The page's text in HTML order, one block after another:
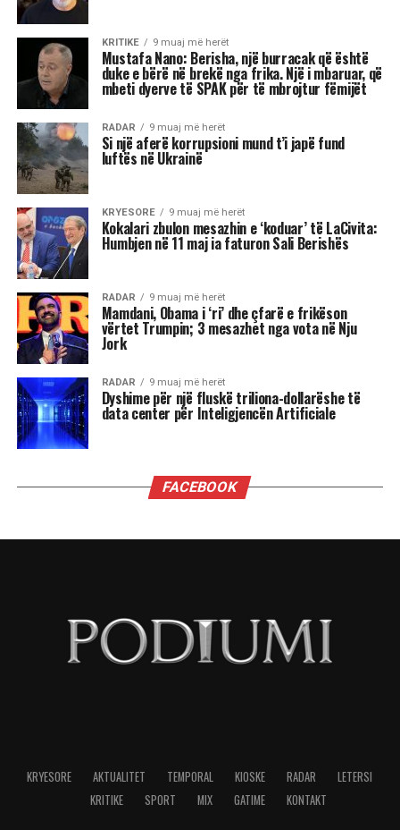
konsiderohen më xheloze:
Akrepi
I njohur për intensitetin e tij emocional, akrepi
shpesh konkurron në heshtje. Kur ndjen se është
tejkaluar, mund të mbajë mëri dhe të tërhiqet
nga të tjerët.
Luani
Luanët kanë nevojë të madhe për vëmendje dhe
admirim. Kur këto nevoja nuk plotësohen,
ndjenja e xhelozisë mund të bëhet e fortë. Ata
shpesh nënvlerësojnë ata që i sfidojnë në
pozicionin e tyre, sidomos në rolin udhëheqës.
Astrologjia i këshillon Luanët të ushtrojnë më
shumë përulësi për të shmangur zilitë e
panevojshme.
Virgjëresha
nevojës së tyre për përsosmëri. Krahasimet e
ndihen konkurrues ose të zhgënjyer. Ato
ritmin e saj personal dhe të shmangë krahasimet
e panevojshme.
LAJMI I RRADHËS
Migrena në rritje, pse gjithnjë e më shumë të rinj kanë